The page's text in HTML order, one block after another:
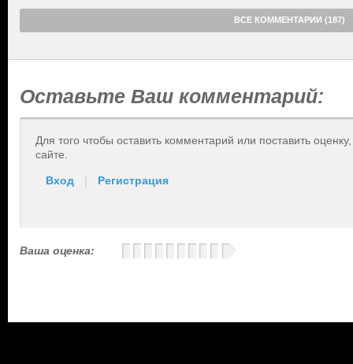
ВСЕ КОММЕНТАРИИ (187)
Оставьте Ваш комментарий:
Для того чтобы оставить комментарий или поставить
сайте.
Вход | Регистрация
Ваша оценка: